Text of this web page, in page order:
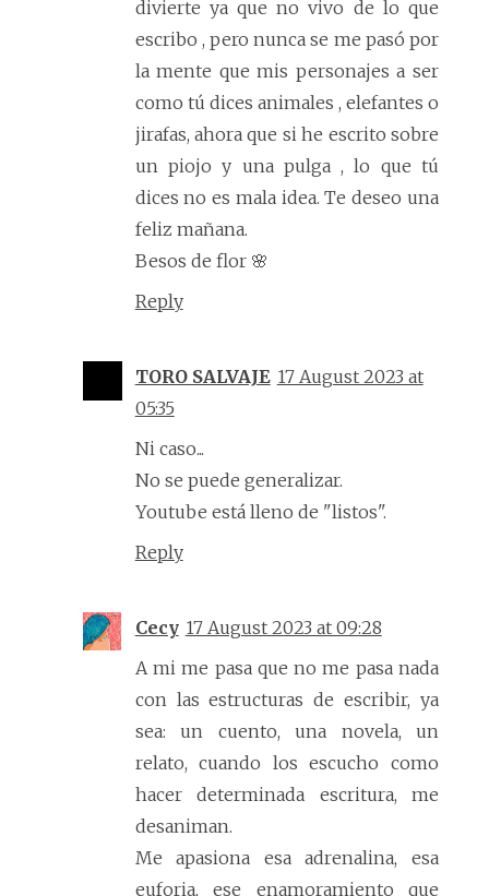
divierte ya que no vivo de lo que
escribo , pero nunca se me pasó por
la mente que mis personajes a ser
como tú dices animales , elefantes o
jirafas, ahora que si he escrito sobre
un piojo y una pulga , lo que tú
dices no es mala idea. Te deseo una
feliz mañana.
Besos de flor 🌸
Reply
TORO SALVAJE 17 August 2023 at
05:35
Ni caso...
No se puede generalizar.
Youtube está lleno de "listos".
Reply
Cecy 17 August 2023 at 09:28
A mi me pasa que no me pasa nada
con las estructuras de escribir, ya
sea: un cuento, una novela, un
relato, cuando los escucho como
hacer determinada escritura, me
desaniman.
Me apasiona esa adrenalina, esa
euforia, ese enamoramiento que